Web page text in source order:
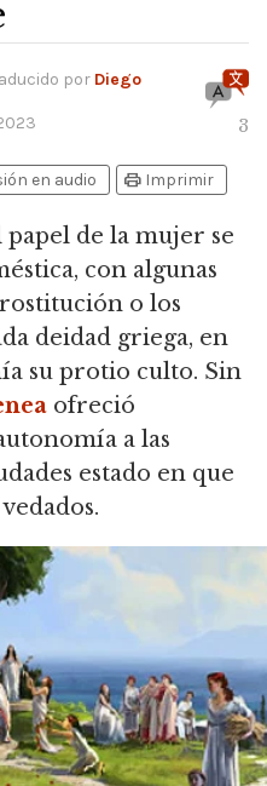
por Diego
3
en audio print Imprimir
papel de la mujer se
con algunas
o los
deidad griega, en
su protio culto. Sin
ofreció
a las
estado en que